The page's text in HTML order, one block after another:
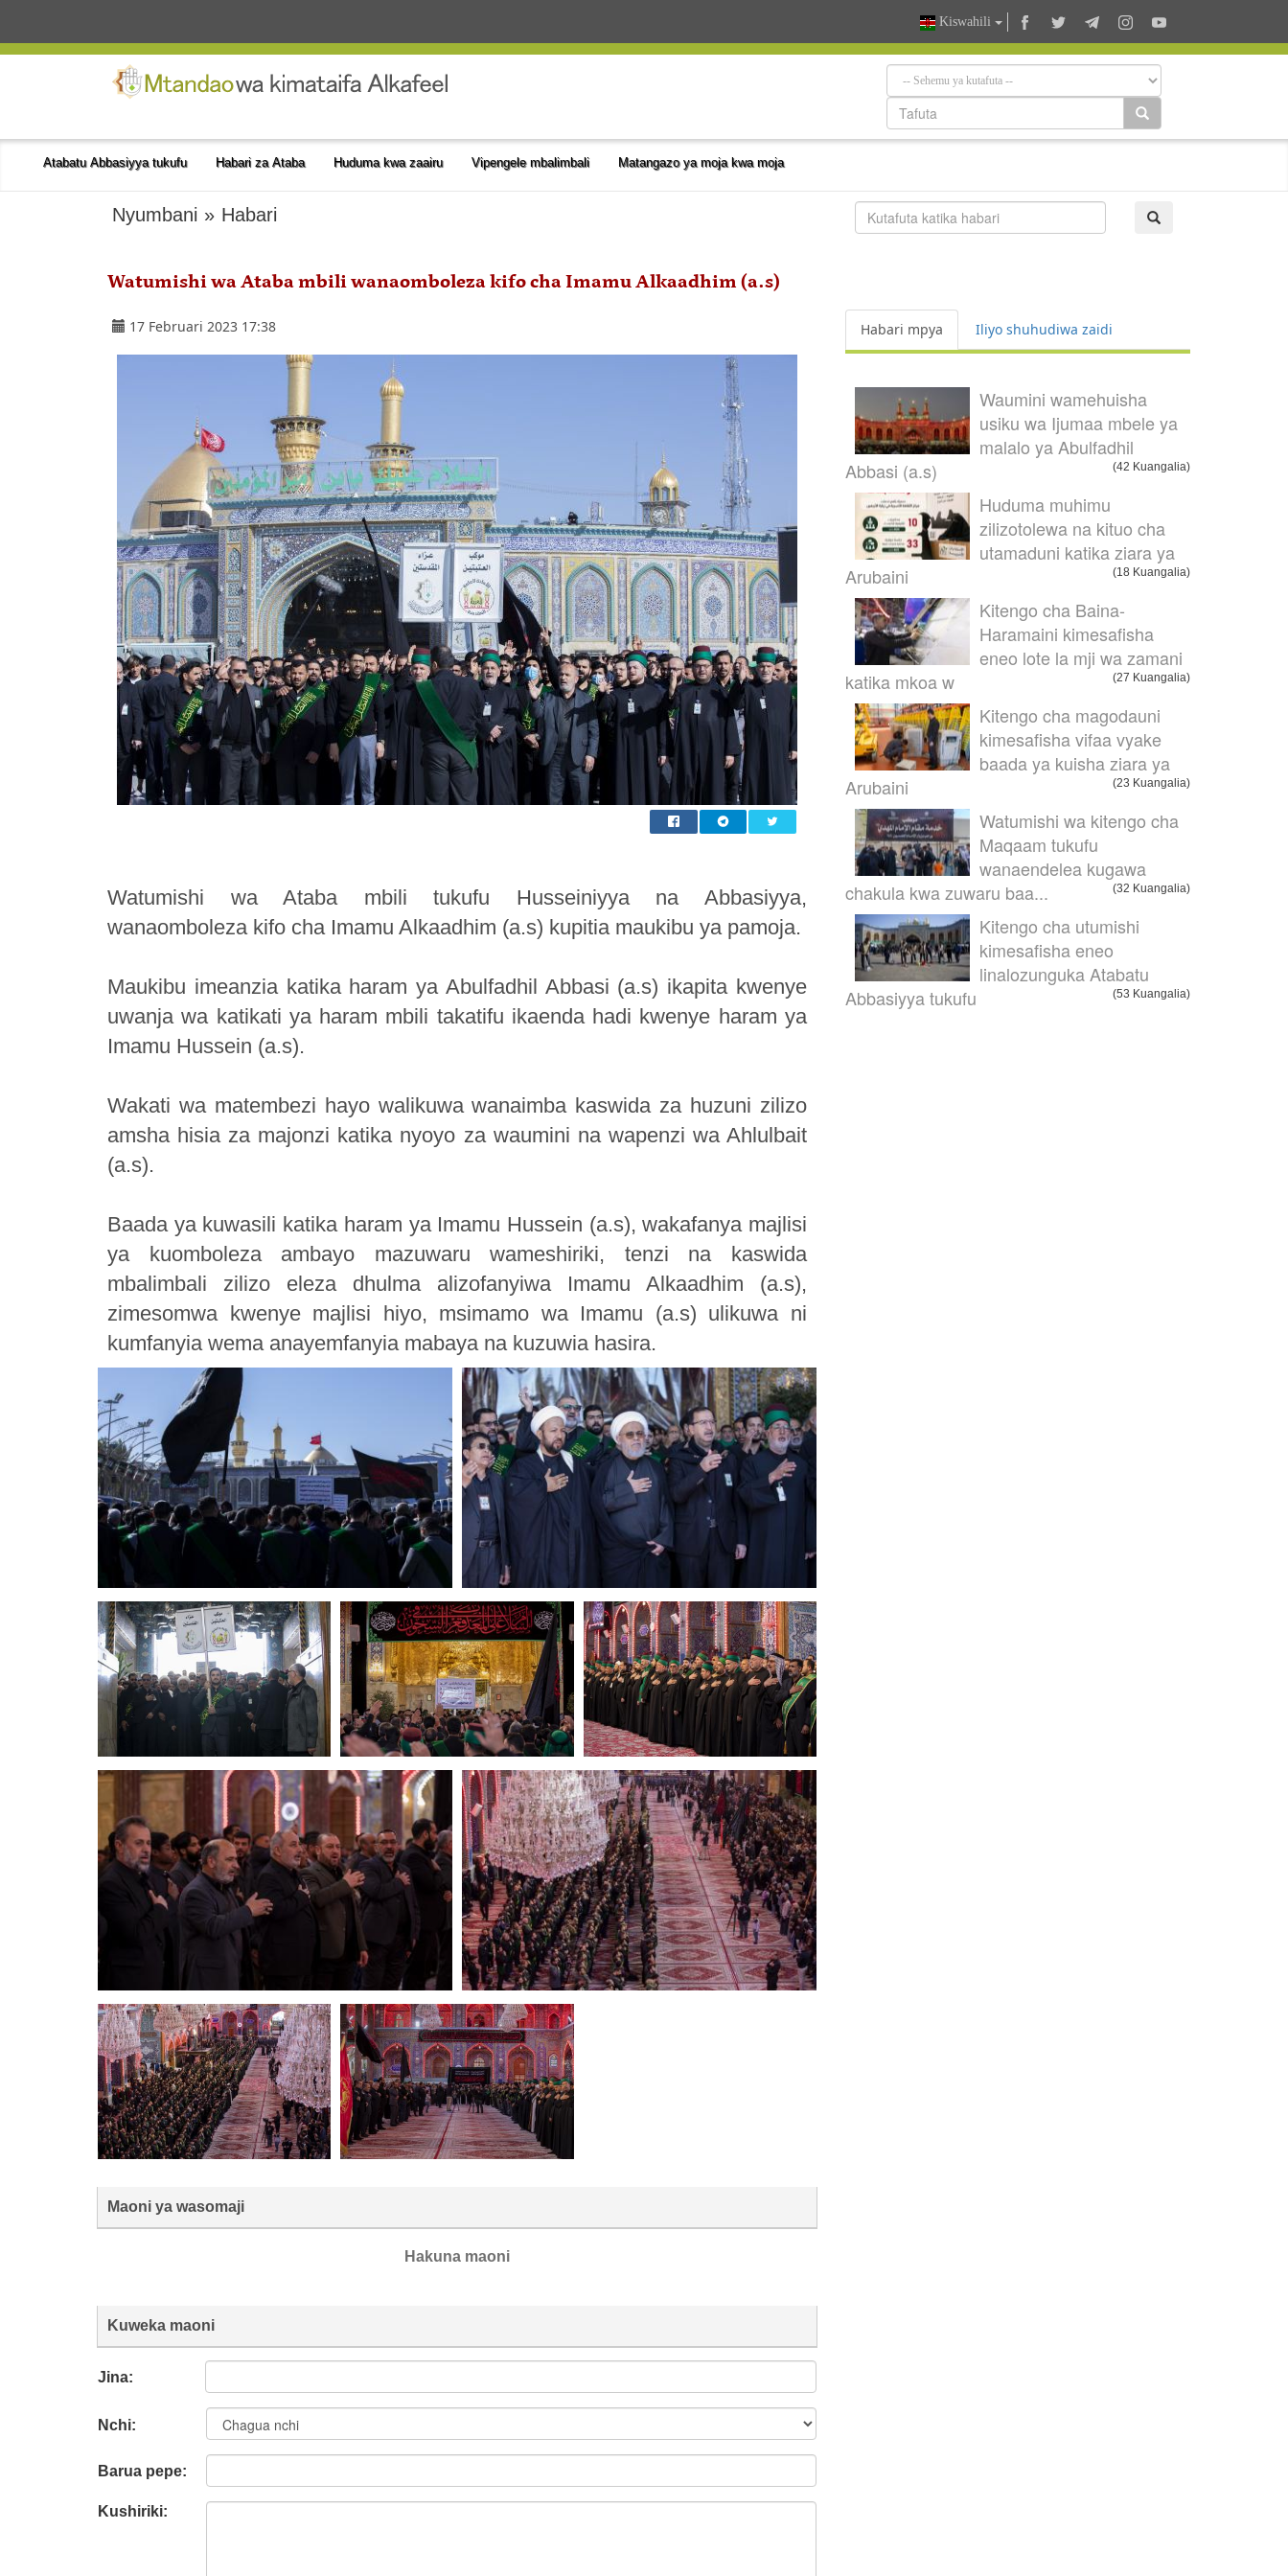
Kiswahili
Atabatu Abbasiyya tukufu Habari za Ataba Huduma kwa zaairu Vipengele mbalimbali Matangazo ya moja kwa moja
Nyumbani » Habari
Watumishi wa Ataba mbili wanaomboleza kifo cha Imamu Alkaadhim (a.s)
17 Februari 2023 17:38
Watumishi wa Ataba mbili tukufu Husseiniyya na Abbasiyya,
wanaomboleza kifo cha Imamu Alkaadhim (a.s) kupitia maukibu ya pamoja.
Maukibu imeanzia katika haram ya Abulfadhil Abbasi (a.s) ikapita kwenye
uwanja wa katikati ya haram mbili takatifu ikaenda hadi kwenye haram ya
Imamu Hussein (a.s).
Wakati wa matembezi hayo walikuwa wanaimba kaswida za huzuni zilizo
amsha hisia za majonzi katika nyoyo za waumini na wapenzi wa Ahlulbait
(a.s).
Baada ya kuwasili katika haram ya Imamu Hussein (a.s), wakafanya majlisi
ya kuomboleza ambayo mazuwaru wameshiriki, tenzi na kaswida
mbalimbali zilizo eleza dhulma alizofanyiwa Imamu Alkaadhim (a.s),
zimesomwa kwenye majlisi hiyo, msimamo wa Imamu (a.s) ulikuwa ni
kumfanyia wema anayemfanyia mabaya na kuzuwia hasira.
Maoni ya wasomaji
Hakuna maoni
Kuweka maoni
Jina:
Nchi:
Barua pepe:
Kushiriki:
Habari mpya Iliyo shuhudiwa zaidi
Waumini wamehuisha
usiku wa Ijumaa mbele ya
malalo ya Abulfadhil
Abbasi (a.s)
(42 Kuangalia)
Huduma muhimu
zilizotolewa na kituo cha
utamaduni katika ziara ya
Arubaini
(18 Kuangalia)
Kitengo cha Baina-
Haramaini kimesafisha
eneo lote la mji wa zamani
katika mkoa w
(27 Kuangalia)
Kitengo cha magodauni
kimesafisha vifaa vyake
baada ya kuisha ziara ya
Arubaini
(23 Kuangalia)
Watumishi wa kitengo cha
Maqaam tukufu
wanaendelea kugawa
chakula kwa zuwaru baa...
(32 Kuangalia)
Kitengo cha utumishi
kimesafisha eneo
linalozunguka Atabatu
Abbasiyya tukufu
(53 Kuangalia)